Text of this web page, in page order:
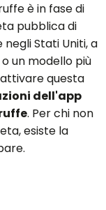
è in fase di
pubblica di
Stati Uniti, a
un modello più
questa
dell'app
. Per chi non
esiste la